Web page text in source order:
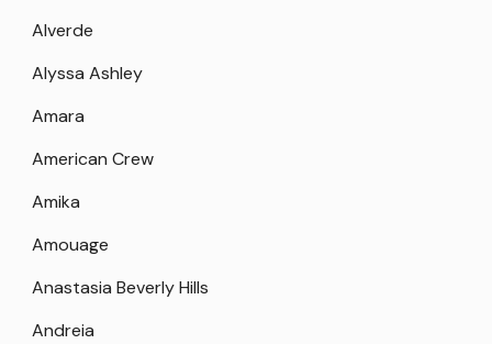
Alverde
Alyssa Ashley
Amara
American Crew
Amika
Amouage
Anastasia Beverly Hills
Andreia